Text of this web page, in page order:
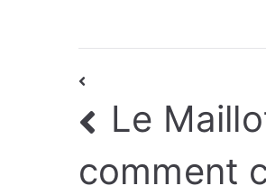
Navigation
de
l’article
Le
comment